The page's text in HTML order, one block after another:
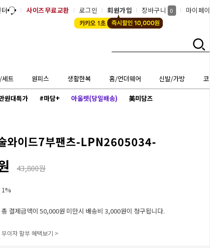
사이즈무료교환 로그인 회원가입 장바구니 0 마이페
트 원피스 생활한복 홈/언더웨어 신발/가방
원대특가 #마담+ 아울렛(당일배송) 美미담즈
와이드7부팬츠-LPN2605034-
43,800원
1%
총 결제금액이 50,000원 미만시 배송비 3,000원이 청구됩니다.
무이자 할부 혜택보기 >